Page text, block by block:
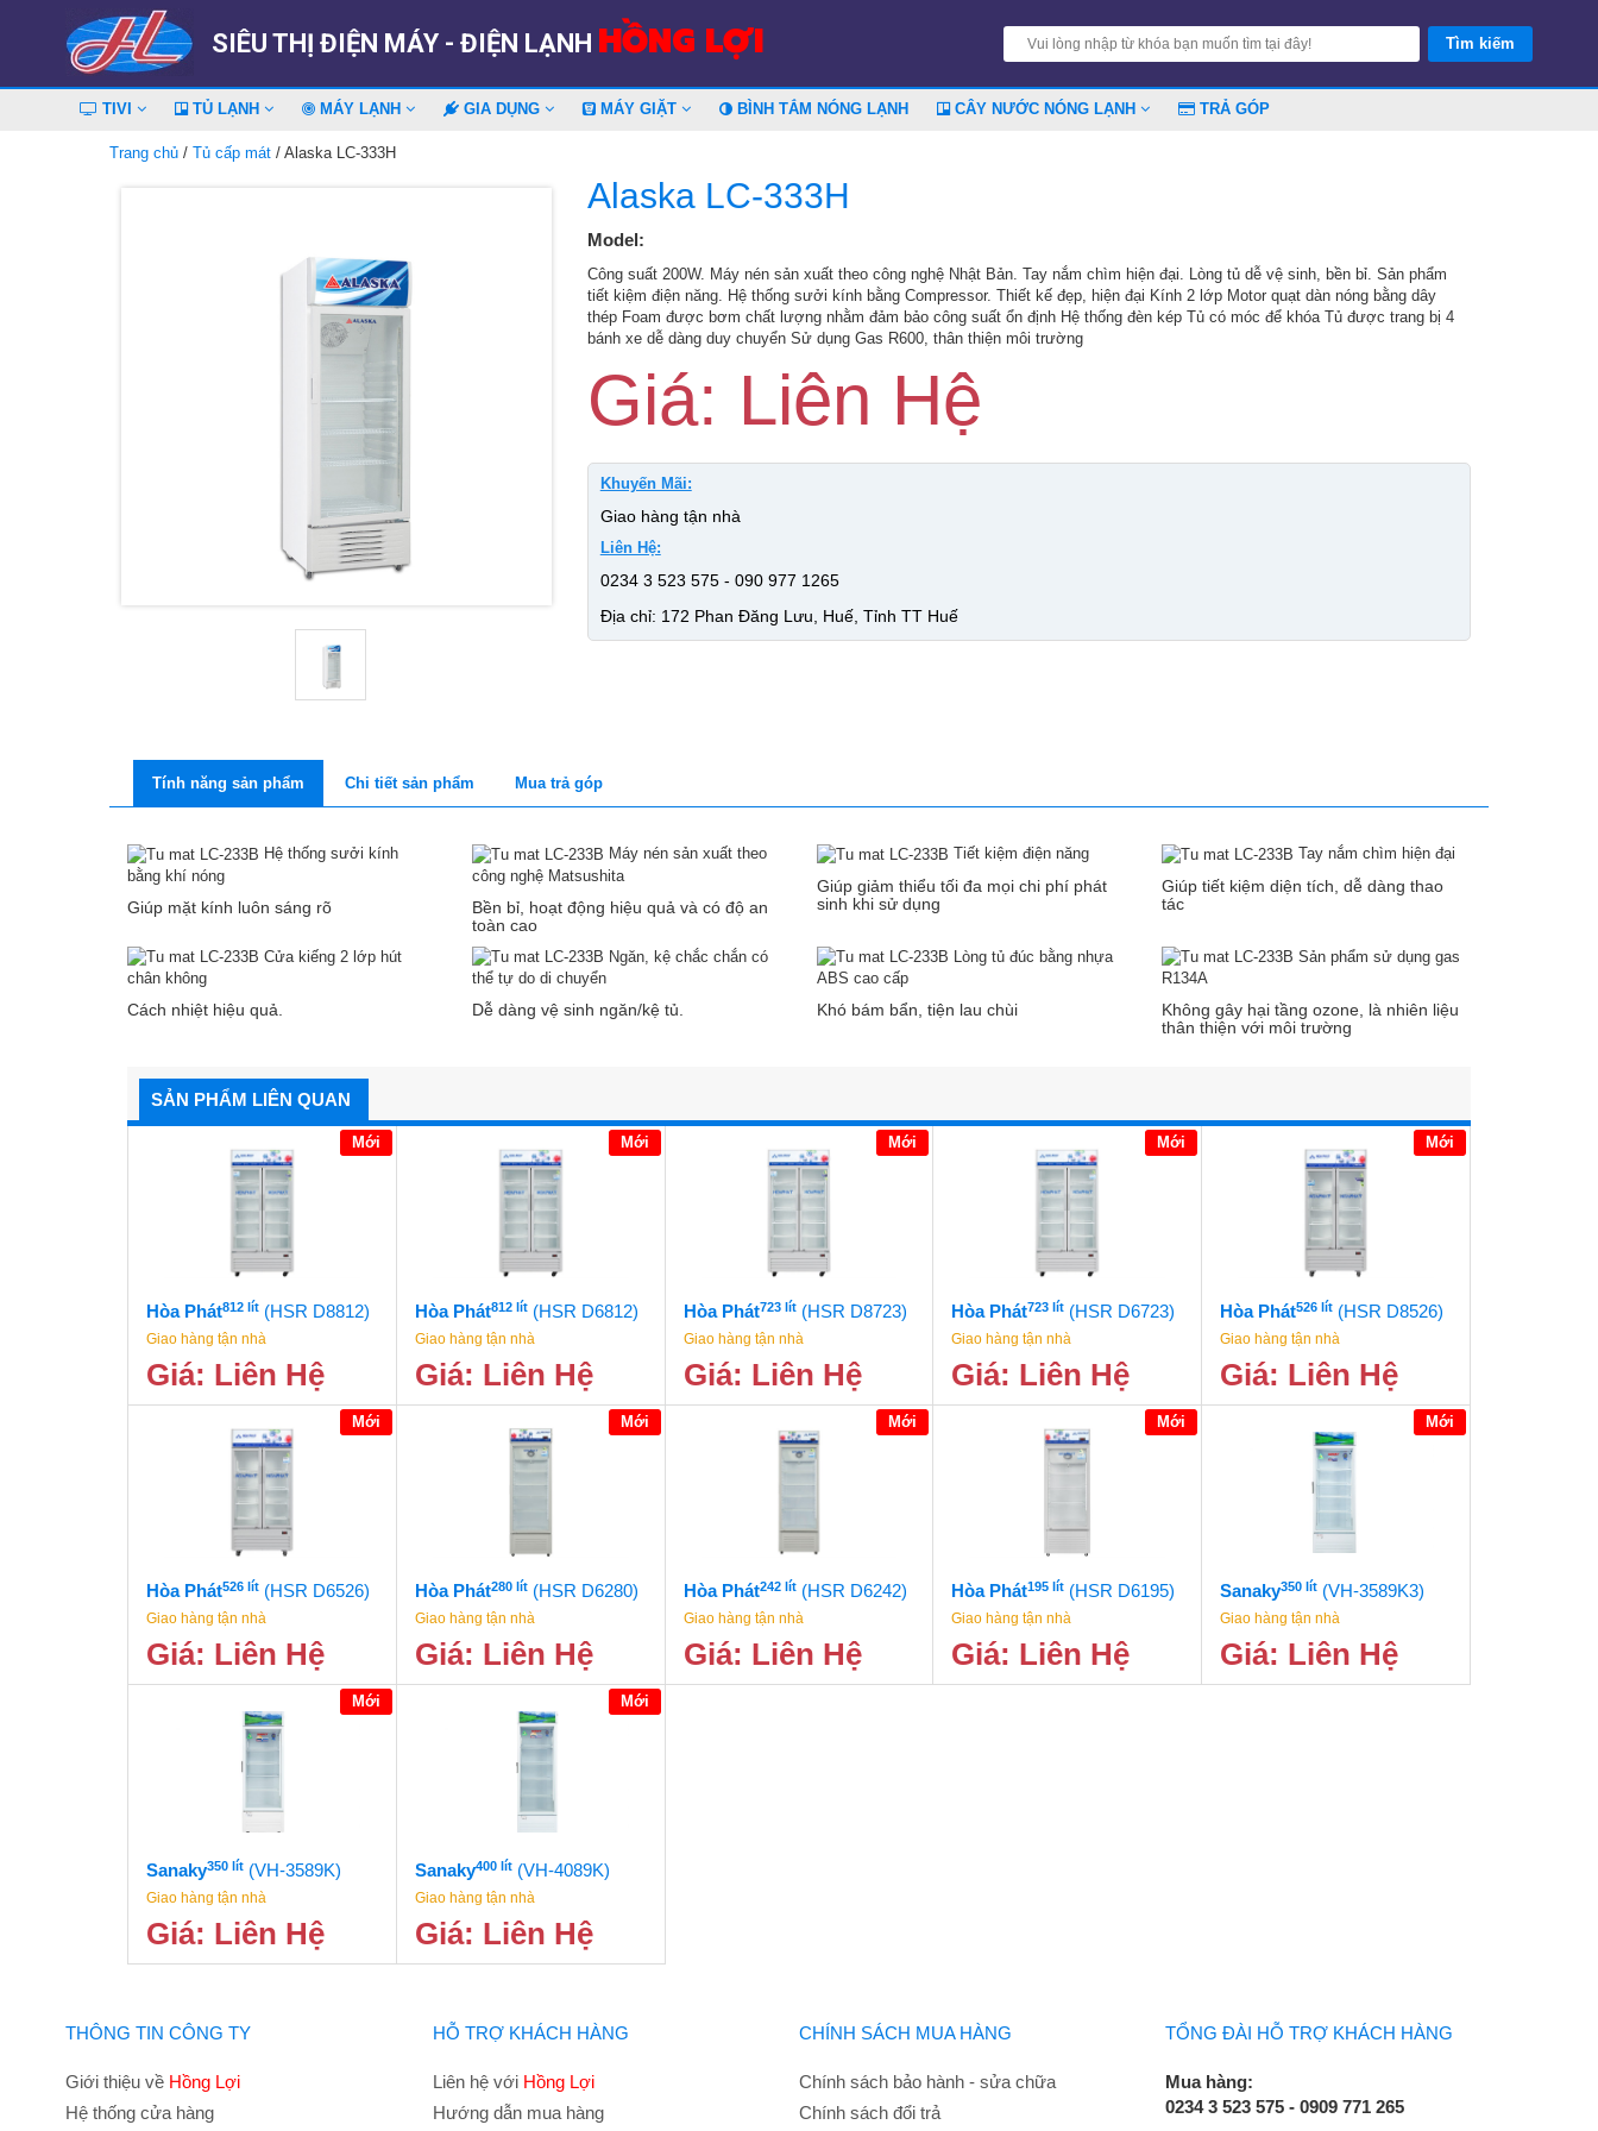
SIÊU THỊ ĐIỆN MÁY - ĐIỆN LẠNH HỒNG LỢI
TIVI TỦ LẠNH MÁY LẠNH GIA DỤNG MÁY GIẶT BÌNH TẮM NÓNG LẠNH CÂY NƯỚC NÓNG LẠNH TRẢ GÓP
Trang chủ /Tủ cấp mát / Alaska LC-333H
Alaska LC-333H
Model:
Công suất 200W. Máy nén sản xuất theo công nghệ Nhật Bản. Tay nắm chìm hiện đại. Lòng tủ dễ vệ sinh, bền bỉ. Sản phẩm
tiết kiệm điện năng. Hệ thống sưởi kính bằng Compressor. Thiết kế đẹp, hiện đại Kính 2 lớp Motor quạt dàn nóng bằng dây
thép Foam được bơm chất lượng nhằm đảm bảo công suất ổn định Hệ thống đèn kép Tủ có móc để khóa Tủ được trang bị 4
bánh xe dễ dàng duy chuyển Sử dụng Gas R600, thân thiện môi trường
Giá: Liên Hệ
Khuyến Mãi:
Giao hàng tận nhà
Liên Hệ:
0234 3 523 575 - 090 977 1265
Địa chỉ: 172 Phan Đăng Lưu, Huế, Tỉnh TT Huế
Tính năng sản phẩm Chi tiết sản phẩm Mua trả góp
Hệ thống sưởi kính
bằng khí nóng
Giúp mặt kính luôn sáng rõ
Máy nén sản xuất theo
công nghệ Matsushita
Bền bỉ, hoạt động hiệu quả và có độ an
toàn cao
Tiết kiệm điện năng
Giúp giảm thiểu tối đa mọi chi phí phát
sinh khi sử dụng
Tay nắm chìm hiện đại
Giúp tiết kiệm diện tích, dễ dàng thao
tác
Cửa kiếng 2 lớp hút
chân không
Cách nhiệt hiệu quả.
Ngăn, kệ chắc chắn có
thể tự do di chuyển
Dễ dàng vệ sinh ngăn/kệ tủ.
Lòng tủ đúc bằng nhựa
ABS cao cấp
Khó bám bẩn, tiện lau chùi
Sản phẩm sử dụng gas
R134A
Không gây hại tầng ozone, là nhiên liệu
thân thiện với môi trường
SẢN PHẨM LIÊN QUAN
Mới
Hòa Phát812 lít (HSR D8812)
Giao hàng tận nhà
Giá: Liên Hệ
Mới
Hòa Phát812 lít (HSR D6812)
Giao hàng tận nhà
Giá: Liên Hệ
Mới
Hòa Phát723 lít (HSR D8723)
Giao hàng tận nhà
Giá: Liên Hệ
Mới
Hòa Phát723 lít (HSR D6723)
Giao hàng tận nhà
Giá: Liên Hệ
Mới
Hòa Phát526 lít (HSR D8526)
Giao hàng tận nhà
Giá: Liên Hệ
Mới
Hòa Phát526 lít (HSR D6526)
Giao hàng tận nhà
Giá: Liên Hệ
Mới
Hòa Phát280 lít (HSR D6280)
Giao hàng tận nhà
Giá: Liên Hệ
Mới
Hòa Phát242 lít (HSR D6242)
Giao hàng tận nhà
Giá: Liên Hệ
Mới
Hòa Phát195 lít (HSR D6195)
Giao hàng tận nhà
Giá: Liên Hệ
Mới
Sanaky350 lít (VH-3589K3)
Giao hàng tận nhà
Giá: Liên Hệ
Mới
Sanaky350 lít (VH-3589K)
Giao hàng tận nhà
Giá: Liên Hệ
Mới
Sanaky400 lít (VH-4089K)
Giao hàng tận nhà
Giá: Liên Hệ
THÔNG TIN CÔNG TY
Giới thiệu về Hồng Lợi
Hệ thống cửa hàng
HỖ TRỢ KHÁCH HÀNG
Liên hệ với Hồng Lợi
Hướng dẫn mua hàng
CHÍNH SÁCH MUA HÀNG
Chính sách bảo hành - sửa chữa
Chính sách đổi trả
TỔNG ĐÀI HỖ TRỢ KHÁCH HÀNG
Mua hàng:
0234 3 523 575 - 0909 771 265